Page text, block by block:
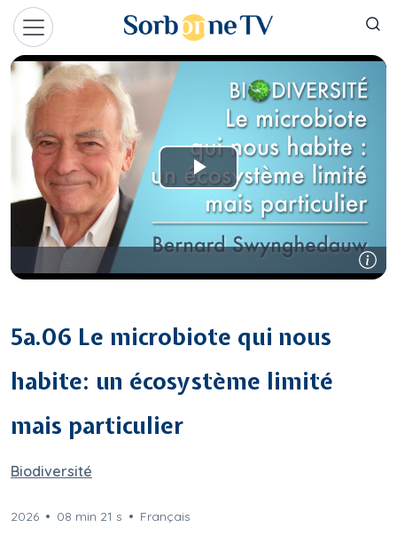
Aller au contenu principal
5a.06 Le microbiote qui nous
habite: un écosystème limité
mais particulier
Biodiversité
2026 08 min 21 s Français
Panneau de gestion des cookies